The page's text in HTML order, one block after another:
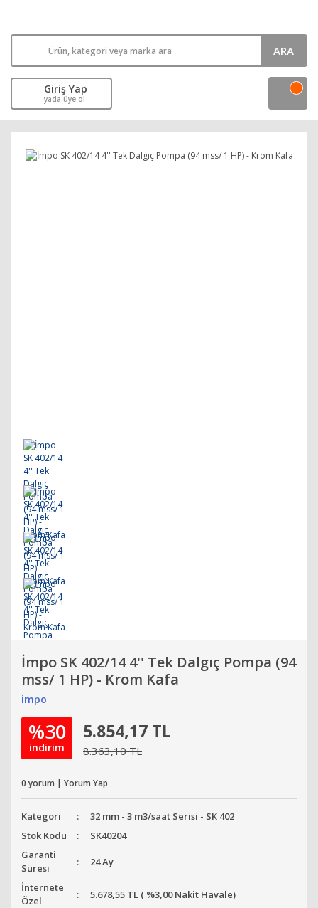
ARA
Giriş Yap
yada üye ol
İmpo SK 402/14 4'' Tek Dalgıç Pompa (94
mss/ 1 HP) - Krom Kafa
impo
%30
indirim
5.854,17 TL
8.363,10 TL
0 yorum | Yorum Yap
Kategori
32 mm - 3 m3/saat Serisi - SK 402
Stok Kodu
SK40204
Garanti
Süresi
24 Ay
İnternete
Özel
5.678,55 TL ( %3,00 Nakit Havale)